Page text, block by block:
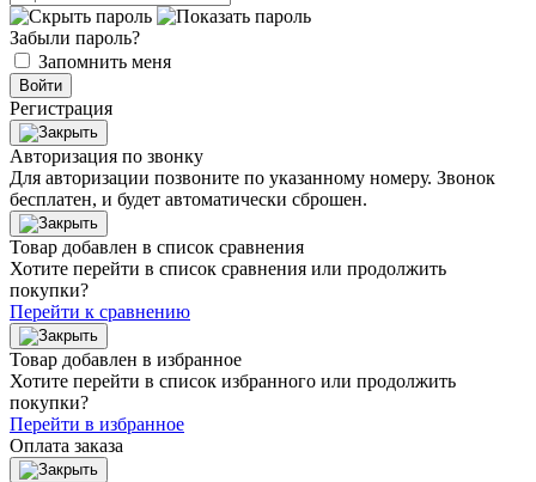
Забыли пароль?
Запомнить меня
Войти
Регистрация
Авторизация по звонку
Для авторизации позвоните по указанному номеру. Звонок
бесплатен, и будет автоматически сброшен.
Товар добавлен в список сравнения
Хотите перейти в список сравнения или продолжить
покупки?
Перейти к сравнению
Товар добавлен в избранное
Хотите перейти в список избранного или продолжить
покупки?
Перейти в избранное
Оплата заказа